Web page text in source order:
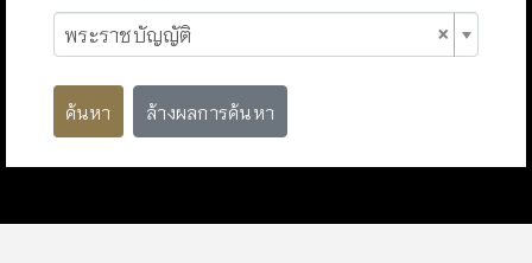
×
พระราชบัญญัติ
ค้นหา ล้างผลการค้นหา